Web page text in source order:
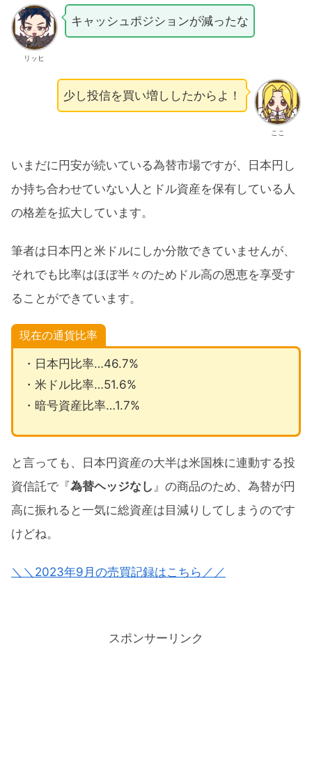
リッヒ
キャッシュポジションが減ったな
ここ
少し投信を買い増ししたからよ！
いまだに円安が続いている為替市場ですが、日本円し
か持ち合わせていない人とドル資産を保有している人
の格差を拡大しています。
筆者は日本円と米ドルにしか分散できていませんが、
それでも比率はほぼ半々のためドル高の恩恵を享受す
ることができています。
現在の通貨比率
・日本円比率…46.7%
・米ドル比率…51.6%
・暗号資産比率…1.7%
と言っても、日本円資産の大半は米国株に連動する投
資信託で『為替ヘッジなし 』の商品のため、為替が円
高に振れると一気に総資産は目減りしてしまうのです
けどね。
＼＼2023年9月の売買記録はこちら／／
スポンサーリンク